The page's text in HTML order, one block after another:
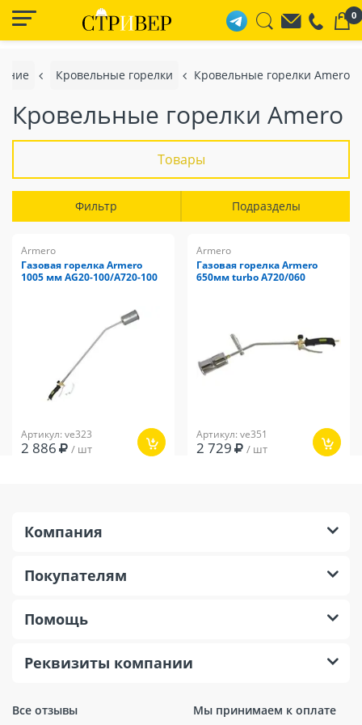
0
Кровельные горелки Кровельные горелки Amero
Кровельные горелки Amero
Товары
Фильтр Подразделы
Armero
Газовая горелка Armero
1005 мм AG20-100/A720-100
Артикул: ve323
2 886 / шт
Armero
Газовая горелка Armero
650мм turbo A720/060
Артикул: ve351
2 729 / шт
Все отзывы Мы принимаем к оплате
Компания
Покупателям
Помощь
Реквизиты компании